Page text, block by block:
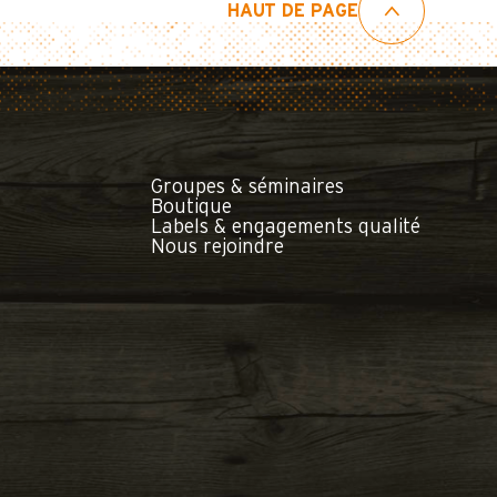
HAUT DE PAGE
Groupes & séminaires
Boutique
Labels & engagements qualité
Nous rejoindre